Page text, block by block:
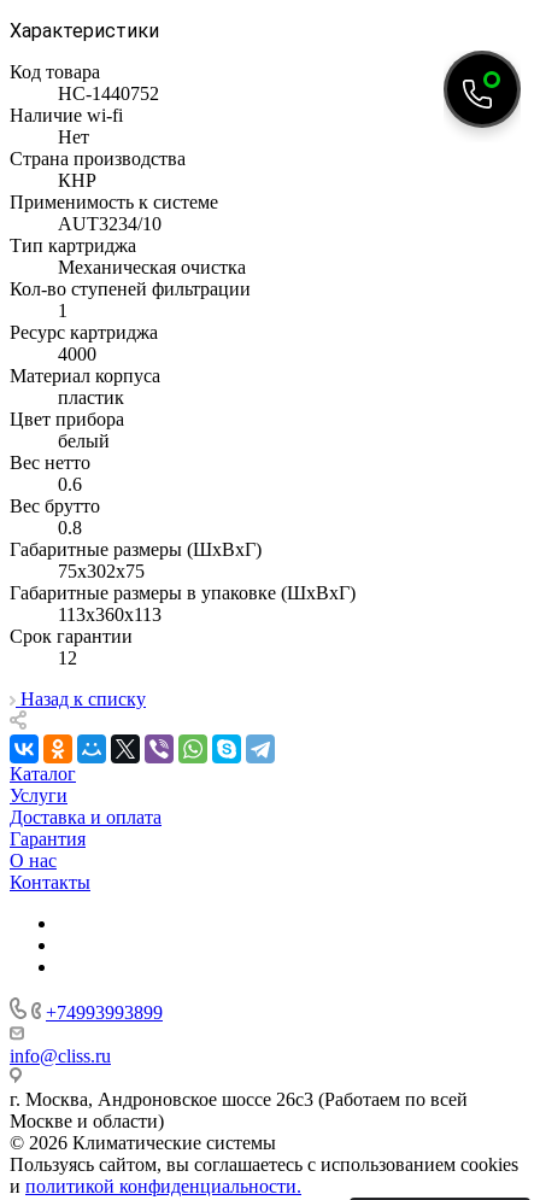
Характеристики
Код товара
НС-1440752
Наличие wi-fi
Нет
Страна производства
КНР
Применимость к системе
AUT3234/10
Тип картриджа
Механическая очистка
Кол-во ступеней фильтрации
1
Ресурс картриджа
4000
Материал корпуса
пластик
Цвет прибора
белый
Вес нетто
0.6
Вес брутто
0.8
Габаритные размеры (ШxВxГ)
75x302x75
Габаритные размеры в упаковке (ШxВxГ)
113x360x113
Срок гарантии
12
Назад к списку
Каталог
Услуги
Доставка и оплата
Гарантия
О нас
Контакты
+74993993899
info@cliss.ru
г. Москва, Андроновское шоссе 26с3 (Работаем по всей
Москве и области)
© 2026 Климатические системы
Пользуясь сайтом, вы соглашаетесь с использованием cookies
и политикой конфиденциальности.